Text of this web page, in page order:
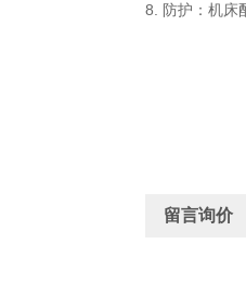
8. 防护：机床
留言询价